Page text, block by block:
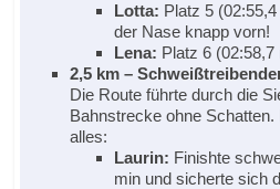
Lotta: Platz 5
der Nase knapp vorn!
Lena: Platz 6 (02:58,7
2,5 km –
Die Route führte durch die
Bahnstrecke ohne
alles:
Laurin: Finishte
min und sicherte sich